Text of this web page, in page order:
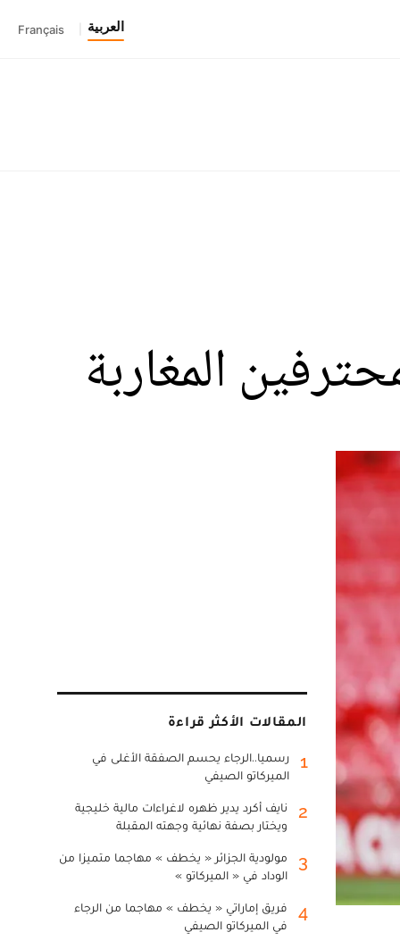
العربية Français
المغاربة
المقالات الأكثر قراءة
1
رسميا..الرجاء يحسم الصفقة الأغلى في
الميركاتو الصيفي
2
نايف أكرد يدير ظهره لاغراءات مالية خليجية
ويختار بصفة نهائية وجهته المقبلة
3
مولودية الجزائر « يخطف » مهاجما متميزا من
الوداد في « الميركاتو »
4
فريق إماراتي « يخطف » مهاجما من الرجاء
في الميركاتو الصيفي